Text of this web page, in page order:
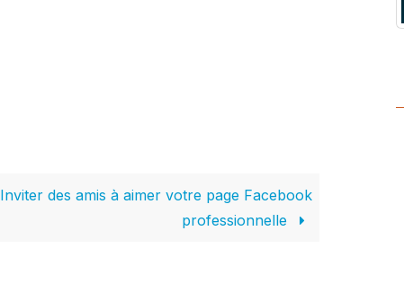
Inviter des amis à aimer votre page Facebook
professionnelle